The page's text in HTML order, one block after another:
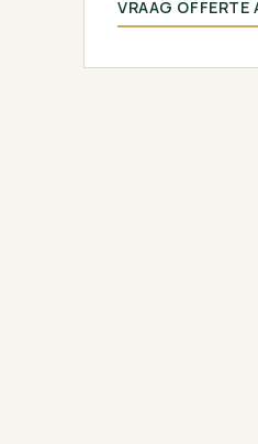
VRAAG OFFERTE